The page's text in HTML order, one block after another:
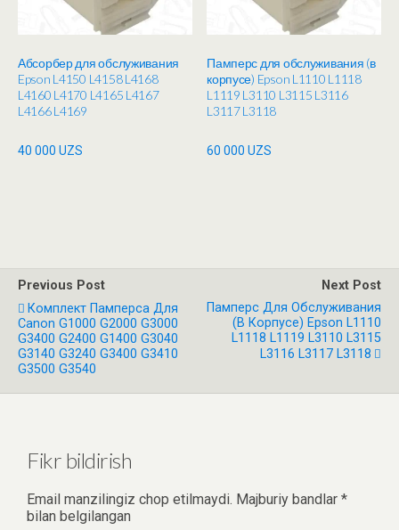
Абсорбер для обслуживания
Epson L4150 L4158 L4168
L4160 L4170 L4165 L4167
L4166 L4169
40 000 UZS
Памперс для обслуживания (в
корпусе) Epson L1110 L1118
L1119 L3110 L3115 L3116
L3117 L3118
60 000UZS
Previous Post
Комплект Памперса Для
Canon G1000 G2000 G3000
G3400 G2400 G1400 G3040
G3140 G3240 G3400 G3410
G3500 G3540
Next Post
Памперс Для Обслуживания
(в Корпусе) Epson L1110
L1118 L1119 L3110 L3115
L3116 L3117 L3118
Fikr bildirish
Email manzilingiz chop etilmaydi. Majburiy bandlar *
bilan belgilangan